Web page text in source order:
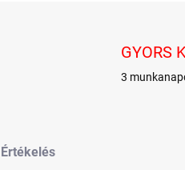
GYORS
3
Értékelés